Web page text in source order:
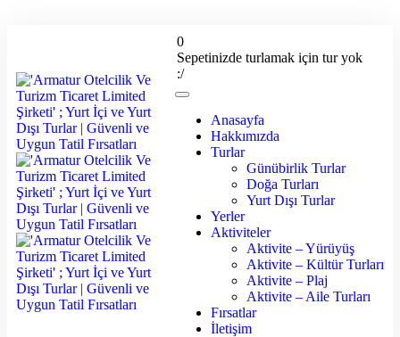
0
Sepetinizde turlamak için tur yok
:/
Anasayfa
Hakkımızda
Turlar
Günübirlik Turlar
Doğa Turları
Yurt Dışı Turlar
Yerler
Aktiviteler
Aktivite – Yürüyüş
Aktivite – Kültür Turları
Aktivite – Plaj
Aktivite – Aile Turları
Fırsatlar
İletişim